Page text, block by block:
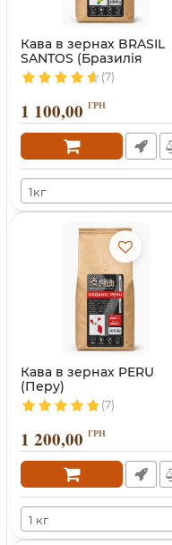
Кава в зернах BRASIL
SANTOS (Бразилія
Сантос)
(7)
1 100,00 ГРН
1кг
Кава в зернах PERU
(Перу)
(7)
1 200,00 ГРН
1 кг